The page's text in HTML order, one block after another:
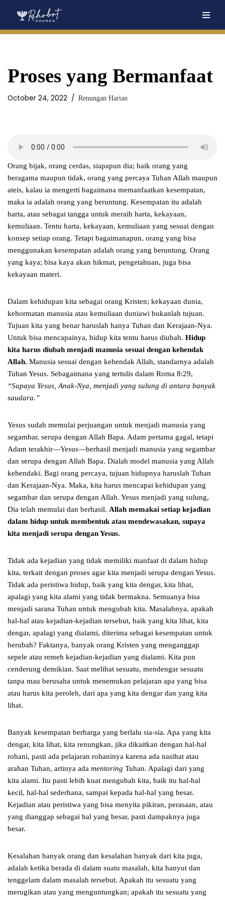
Proses yang Bermanfaat
October 24, 2022 Renungan Harian
Orang bijak, orang cerdas, siapapun dia; baik orang yang
beragama maupun tidak, orang yang percaya Tuhan Allah maupun
ateis, kalau ia mengerti bagaimana memanfaatkan kesempatan,
maka ia adalah orang yang beruntung. Kesempatan itu adalah
harta, atau sebagai tangga untuk meraih harta, kekayaan,
kemuliaan. Tentu harta, kekayaan, kemuliaan yang sesuai dengan
konsep setiap orang. Tetapi bagaimanapun, orang yang bisa
menggunakan kesempatan adalah orang yang beruntung. Orang
yang kaya; bisa kaya akan hikmat, pengetahuan, juga bisa
kekayaan materi.
Dalam kehidupan kita sebagai orang Kristen; kekayaan dunia,
kehormatan manusia atau kemuliaan duniawi bukanlah tujuan.
Tujuan kita yang benar haruslah hanya Tuhan dan Kerajaan-Nya.
Untuk bisa mencapainya, hidup kita tentu harus diubah. Hidup
kita harus diubah menjadi manusia sesuai dengan kehendak
Allah. Manusia sesuai dengan kehendak Allah, standarnya adalah
Tuhan Yesus. Sebagaimana yang tertulis dalam Roma 8:29,
“Supaya Yesus, Anak-Nya, menjadi yang sulung di antara banyak
saudara.”
Yesus sudah memulai perjuangan untuk menjadi manusia yang
segambar, serupa dengan Allah Bapa. Adam pertama gagal, tetapi
Adam terakhir—Yesus—berhasil menjadi manusia yang segambar
dan serupa dengan Allah Bapa. Dialah model manusia yang Allah
kehendaki. Bagi orang percaya, tujuan hidupnya haruslah Tuhan
dan Kerajaan-Nya. Maka, kita harus mencapai kehidupan yang
segambar dan serupa dengan Allah. Yesus menjadi yang sulung,
Dia telah memulai dan berhasil. Allah memakai setiap kejadian
dalam hidup untuk membentuk atau mendewasakan, supaya
kita menjadi serupa dengan Yesus.
Tidak ada kejadian yang tidak memiliki manfaat di dalam hidup
kita, terkait dengan proses agar kita menjadi serupa dengan Yesus.
Tidak ada peristiwa hidup, baik yang kita dengar, kita lihat,
apalagi yang kita alami yang tidak bermakna. Semuanya bisa
menjadi sarana Tuhan untuk mengubah kita. Masalahnya, apakah
hal-hal atau kejadian-kejadian tersebut, baik yang kita lihat, kita
dengar, apalagi yang dialami, diterima sebagai kesempatan untuk
berubah? Faktanya, banyak orang Kristen yang menganggap
sepele atau remeh kejadian-kejadian yang dialami. Kita pun
cenderung demikian. Saat melihat sesuatu, mendengar sesuatu
tanpa mau berusaha untuk menemukan pelajaran apa yang bisa
atau harus kita peroleh, dari apa yang kita dengar dan yang kita
lihat.
Banyak kesempatan berharga yang berlalu sia-sia. Apa yang kita
dengar, kita lihat, kita renungkan, jika dikaitkan dengan hal-hal
rohani, pasti ada pelajaran rohaninya karena ada nasihat atau
arahan Tuhan, artinya ada mentoring Tuhan. Apalagi dari yang
kita alami. Itu pasti lebih kuat mengubah kita, baik itu hal-hal
kecil, hal-hal sederhana, sampai kepada hal-hal yang besar.
Kejadian atau peristiwa yang bisa menyita pikiran, perasaan, atau
yang dianggap sebagai hal yang besar, pasti dampaknya juga
besar.
Kesalahan banyak orang dan kesalahan banyak dari kita juga,
adalah ketika berada di dalam suatu masalah, kita hanyut dan
tenggelam dalam masalah tersebut. Apakah itu sesuatu yang
merugikan atau yang menguntungkan; apakah itu sesuatu yang